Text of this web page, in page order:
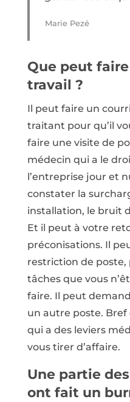
Marie Pezé
Que peut
travail ?
Il peut faire un
traitant pour qu’il
faire une visite de
médecin qui a le
l’entreprise jour et
constater la
installation, le bruit
Et il peut à votre
préconisations. Il
restriction de poste,
tâches que vous
faire. Il peut
un autre poste. Bref
qui a des leviers
vous tirer d’affaire.
Une partie
ont fait un